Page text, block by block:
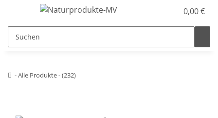
0,00 €
- Alle Produkte - (232)